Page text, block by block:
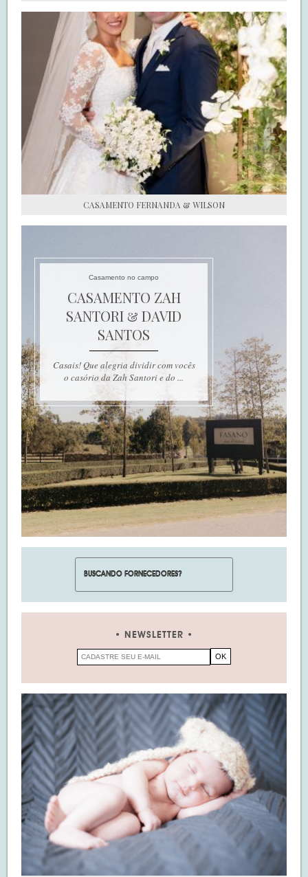
CASAMENTO FERNANDA & WILSON
Casamento no campo
CASAMENTO ZAH
SANTORI & DAVID
SANTOS
Casais! Que alegria dividir com vocês
o casório da Zah Santori e do ...
NEWSLETTER